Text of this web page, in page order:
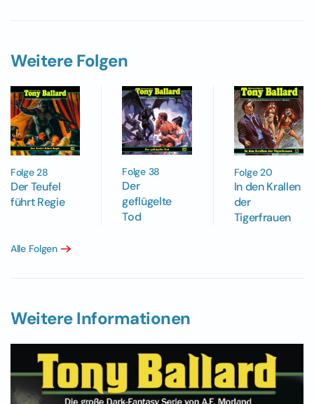
Weitere Folgen
Folge 28
Der Teufel
führt Regie
Folge 38
Der
geflügelte
Tod
Folge 20
In den Krallen
der
Tigerfrauen
Alle Folgen
Weitere Informationen